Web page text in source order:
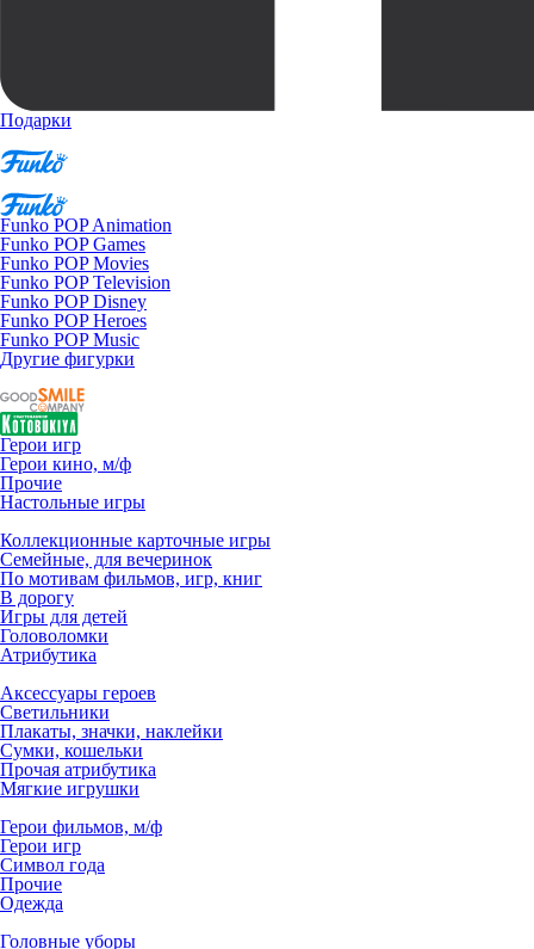
Подарки
Funko POP Animation
Funko POP Games
Funko POP Movies
Funko POP Television
Funko POP Disney
Funko POP Heroes
Funko POP Music
Другие фигурки
Герои игр
Герои кино, м/ф
Прочие
Настольные игры
Коллекционные карточные игры
Семейные, для вечеринок
По мотивам фильмов, игр, книг
В дорогу
Игры для детей
Головоломки
Атрибутика
Аксессуары героев
Светильники
Плакаты, значки, наклейки
Сумки, кошельки
Прочая атрибутика
Мягкие игрушки
Герои фильмов, м/ф
Герои игр
Символ года
Прочие
Одежда
Головные уборы